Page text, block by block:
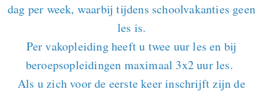
dag per week, waarbij tijdens schoolvakanties geen
les is.
Per vakopleiding heeft u twee uur les en bij
beroepsopleidingen maximaal 3x2 uur les.
Als u zich voor de eerste keer inschrijft zijn de